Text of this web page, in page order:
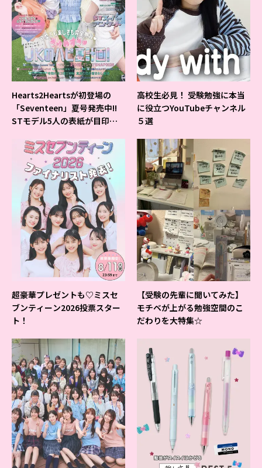
Hearts2Heartsが初登場の
「Seventeen」夏号発売中!!
STモデル5人の表紙が目印だ
高校生必見！ 受験勉強に本当
に役立つYouTubeチャンネル
５選
超豪華プレゼントも♡ミスセ
ブンティーン2026投票スター
ト！
【受験の先輩に聞いてみた】
モチベが上がる勉強空間のこ
だわりを大特集☆